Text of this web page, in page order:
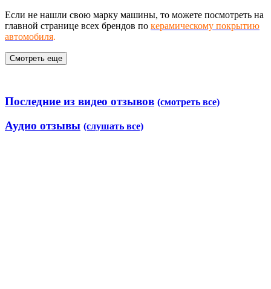
Если не нашли свою марку машины, то можете посмотреть на
главной странице всех брендов по керамическому покрытию
автомобиля.
Смотреть еще
Последние из видео отзывов (смотреть все)
Аудио отзывы (слушать все)